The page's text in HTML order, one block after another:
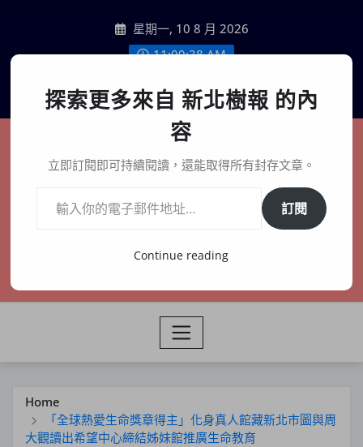
content
星期一, 10 8 月 2026
11:09:40 AM
聯絡我們
新北樹報
在地、記憶、連結、創生
Home
「全球熱愛生命獎章得主」化身真人館藏新北市圖與周
大觀讀出希望中心締結姊妹館推廣生命教育
探索更多來自 新北樹報 的內
容
立即訂閱即可持續閱讀，還能取得所有封存文章。
訂閱
Continue reading